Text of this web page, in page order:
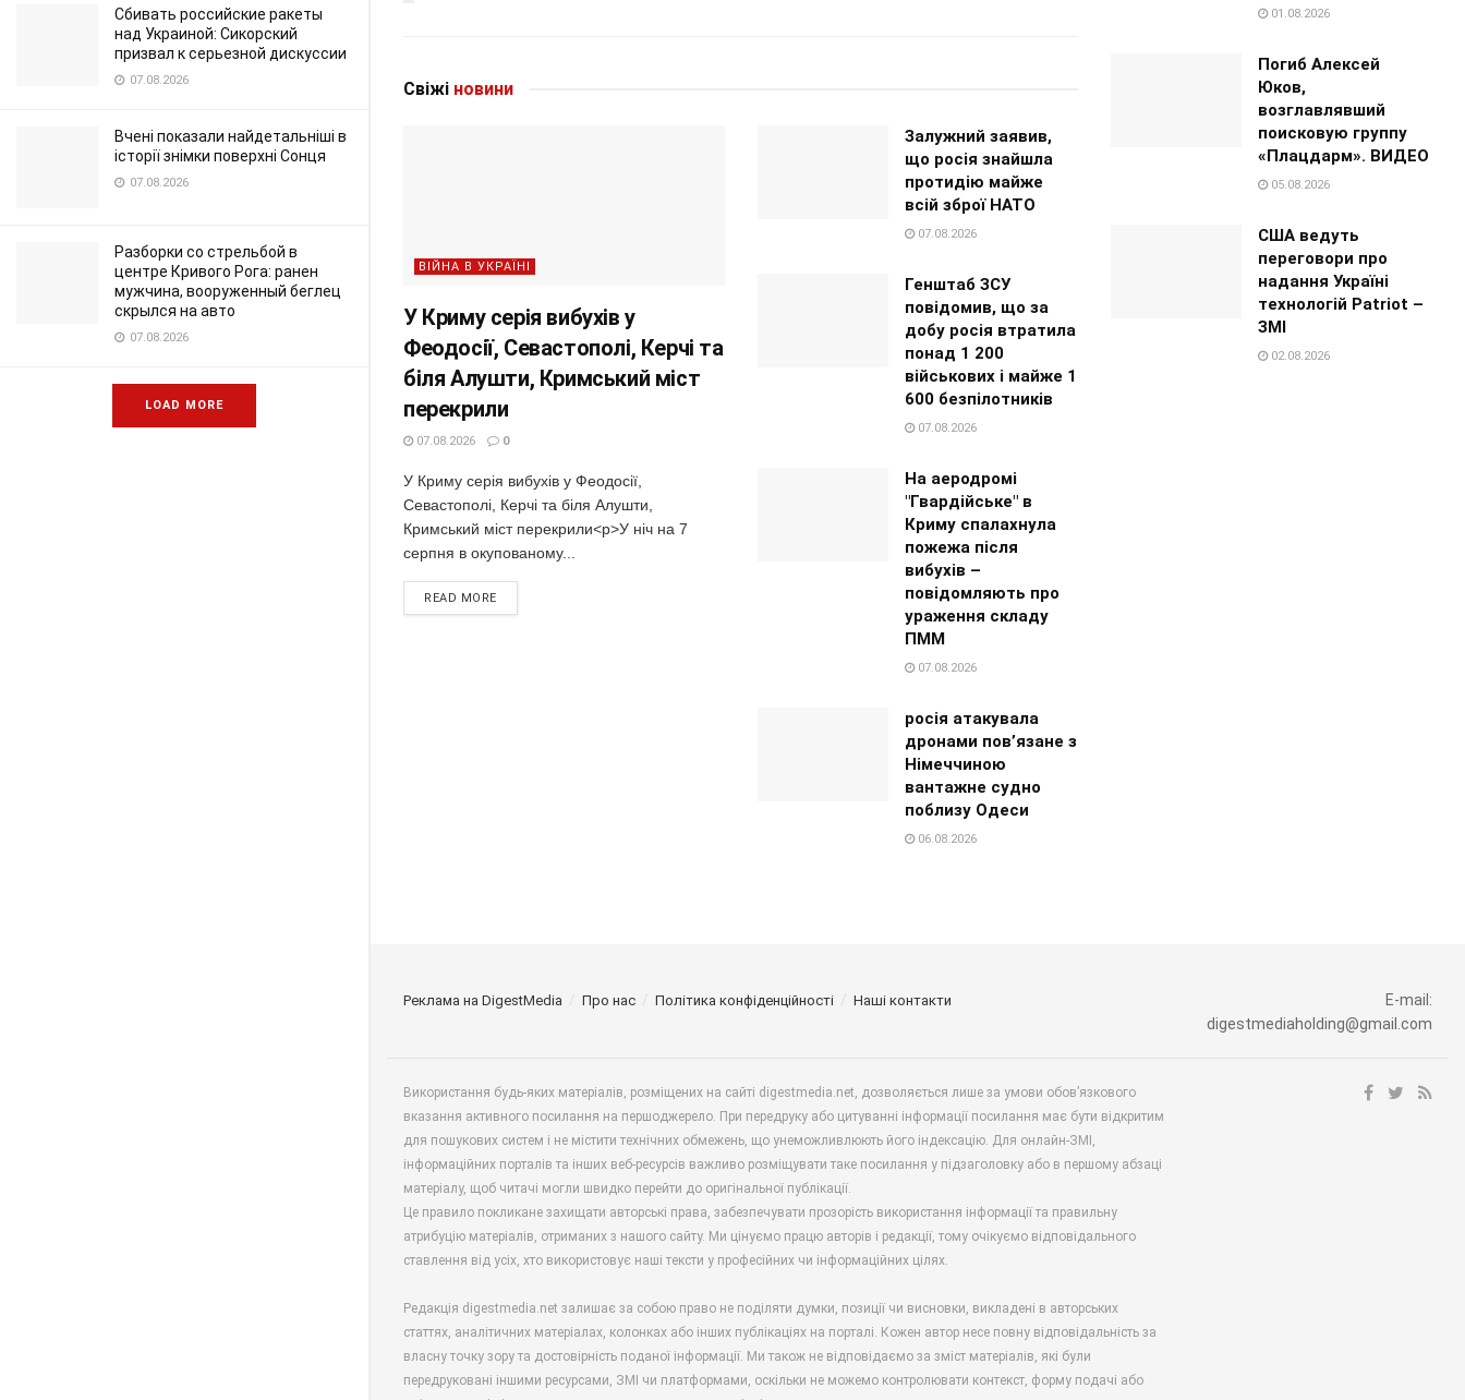
Сбивать российские ракеты
над Украиной: Сикорский
призвал к серьезной дискуссии
07.08.2026
Вчені показали найдетальніші в
історії знімки поверхні Сонця
07.08.2026
Разборки со стрельбой в
центре Кривого Рога: ранен
мужчина, вооруженный беглец
скрылся на авто
07.08.2026
LOAD MORE
Свіжі новини
ВІЙНА В УКРАЇНІ
У Криму серія вибухів у
Феодосії, Севастополі, Керчі та
біля Алушти, Кримський міст
перекрили
07.08.2026 0
У Криму серія вибухів у Феодосії,
Севастополі, Керчі та біля Алушти,
Кримський міст перекрили<p>У ніч на 7
серпня в окупованому...
READ MORE
Залужний заявив,
що росія знайшла
протидію майже
всій зброї НАТО
07.08.2026
Генштаб ЗСУ
повідомив, що за
добу росія втратила
понад 1 200
військових і майже 1
600 безпілотників
07.08.2026
На аеродромі
"Гвардійське" в
Криму спалахнула
пожежа після
вибухів –
повідомляють про
ураження складу
ПММ
07.08.2026
росія атакувала
дронами пов’язане з
Німеччиною
вантажне судно
поблизу Одеси
06.08.2026
01.08.2026
Погиб Алексей
Юков,
возглавлявший
поисковую группу
«Плацдарм». ВИДЕО
05.08.2026
США ведуть
переговори про
надання Україні
технологій Patriot –
ЗМІ
02.08.2026
Реклама на DigestMedia Про нас Політика конфіденційності Наші контакти
E-mail:
digestmediaholding@gmail.com
Використання будь-яких матеріалів, розміщених на сайті digestmedia.net, дозволяється лише за умови обов’язкового
вказання активного посилання на першоджерело. При передруку або цитуванні інформації посилання має бути відкритим
для пошукових систем і не містити технічних обмежень, що унеможливлюють його індексацію. Для онлайн-ЗМІ,
інформаційних порталів та інших веб-ресурсів важливо розміщувати таке посилання у підзаголовку або в першому абзаці
матеріалу, щоб читачі могли швидко перейти до оригінальної публікації.
Це правило покликане захищати авторські права, забезпечувати прозорість використання інформації та правильну
атрибуцію матеріалів, отриманих з нашого сайту. Ми цінуємо працю авторів і редакції, тому очікуємо відповідального
ставлення від усіх, хто використовує наші тексти у професійних чи інформаційних цілях.
Редакція digestmedia.net залишає за собою право не поділяти думки, позиції чи висновки, викладені в авторських
статтях, аналітичних матеріалах, колонках або інших публікаціях на порталі. Кожен автор несе повну відповідальність за
власну точку зору та достовірність поданої інформації. Ми також не відповідаємо за зміст матеріалів, які були
передруковані іншими ресурсами, ЗМІ чи платформами, оскільки не можемо контролювати контекст, форму подачі або